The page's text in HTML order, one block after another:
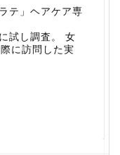
テ」ヘアケア専
試し調査。 女
に訪問した実